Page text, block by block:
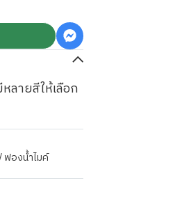
ลายสีให้เลือก
ฟองน้ำไมค์